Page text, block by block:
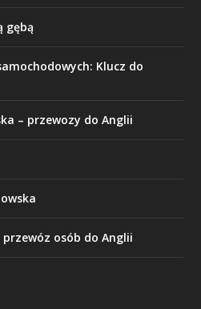
gębą
Klucz do
– przewozy do Anglii
przewóz osób do Anglii